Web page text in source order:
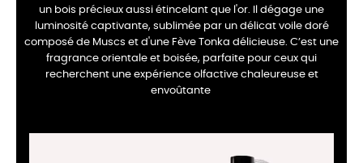
un bois précieux aussi étincelant que l'or. Il dégage une
luminosité captivante, sublimée par un délicat voile doré
composé de Muscs et d'une Fève Tonka délicieuse. C’est une
fragrance orientale et boisée, parfaite pour ceux qui
recherchent une expérience olfactive chaleureuse et
envoûtante